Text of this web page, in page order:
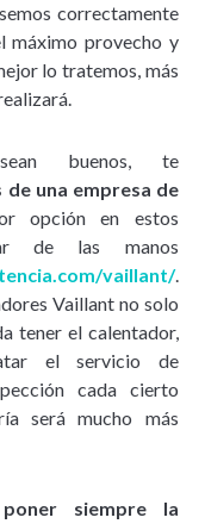
correctamente
máximo provecho y
lo tratemos, más
buenos, te
una empresa de
opción en estos
de las manos
vaillant/.
Vaillant no solo
tener el calentador,
el servicio de
cada cierto
será mucho más
poner siempre la